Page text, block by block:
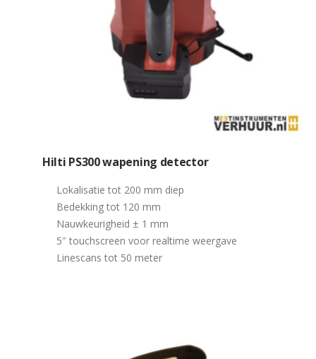
Hilti PS300 wapening detector
Lokalisatie tot 200 mm diep
Bedekking tot 120 mm
Nauwkeurigheid ± 1 mm
5″ touchscreen voor realtime weergave
Linescans tot 50 meter